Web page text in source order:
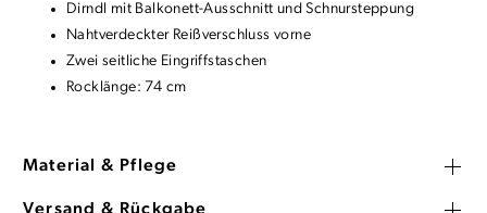
Dirndl mit Balkonett-Ausschnitt und Schnursteppung
Nahtverdeckter Reißverschluss vorne
Zwei seitliche Eingriffstaschen
Rocklänge: 74 cm
Material & Pflege